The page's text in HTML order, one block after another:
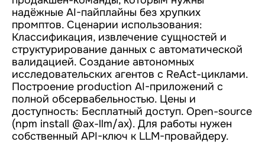
надёжные AI-пайплайны без хрупких
промптов. Сценарии использования:
Классификация, извлечение сущностей и
структурирование данных с автоматической
валидацией. Создание автономных
исследовательских агентов с ReAct-циклами.
Построение production AI-приложений с
полной обсервабельностью. Цены и
доступность: Бесплатный доступ. Open-source
(npm install @ax-llm/ax). Для работы нужен
собственный API-ключ к LLM-провайдеру.